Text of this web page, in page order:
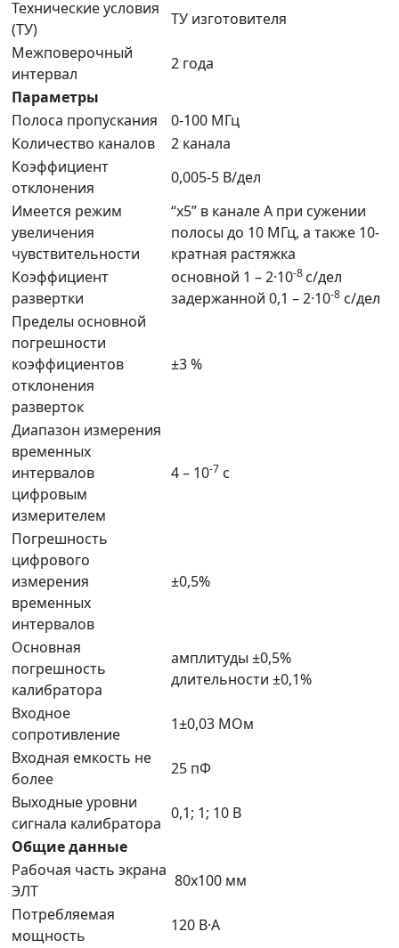
Технические условия
(ТУ)
ТУ изготовителя
Межповерочный
интервал
2 года
Параметры
Полоса пропускания
0-100 МГц
Количество каналов
2 канала
Коэффициент
отклонения
0,005-5 В/дел
Имеется режим
увеличения
чувствительности
“х5” в канале А при сужении
полосы до 10 МГц, а также 10-
кратная растяжка
Коэффициент
развертки
основной 1 – 2·10-8 с/дел
задержанной 0,1 – 2·10-8 с/дел
Пределы основной
погрешности
коэффициентов
отклонения
разверток
±3 %
Диапазон измерения
временных
интервалов
цифровым
измерителем
4 – 10-7 с
Погрешность
цифрового
измерения
временных
интервалов
±0,5%
Основная
погрешность
калибратора
амплитуды ±0,5%
длительности ±0,1%
Входное
сопротивление
1±0,03 МОм
Входная емкость не
более
25 пФ
Выходные уровни
сигнала калибратора
0,1; 1; 10 В
Общие данные
Рабочая часть экрана
ЭЛТ
80х100 мм
Потребляемая
мощность
120 В·А